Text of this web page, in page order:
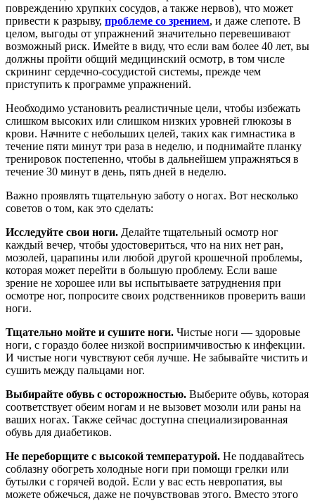
повреждению хрупких сосудов, а также нервов), что может
привести к разрыву, проблеме со зрением, и даже слепоте. В
целом, выгоды от упражнений значительно перевешивают
возможный риск. Имейте в виду, что если вам более 40 лет, вы
должны пройти общий медицинский осмотр, в том числе
скрининг сердечно-сосудистой системы, прежде чем
приступить к программе упражнений.
Необходимо установить реалистичные цели, чтобы избежать
слишком высоких или слишком низких уровней глюкозы в
крови. Начните с небольших целей, таких как гимнастика в
течение пяти минут три раза в неделю, и поднимайте планку
тренировок постепенно, чтобы в дальнейшем упражняться в
течение 30 минут в день, пять дней в неделю.
Важно проявлять тщательную заботу о ногах. Вот несколько
советов о том, как это сделать:
Исследуйте свои ноги. Делайте тщательный осмотр ног
каждый вечер, чтобы удостовериться, что на них нет ран,
мозолей, царапины или любой другой крошечной проблемы,
которая может перейти в большую проблему. Если ваше
зрение не хорошее или вы испытываете затруднения при
осмотре ног, попросите своих родственников проверить ваши
ноги.
Тщательно мойте и сушите ноги. Чистые ноги — здоровые
ноги, с гораздо более низкой восприимчивостью к инфекции.
И чистые ноги чувствуют себя лучше. Не забывайте чистить и
сушить между пальцами ног.
Выбирайте обувь с осторожностью. Выберите обувь, которая
соответствует обеим ногам и не вызовет мозоли или раны на
ваших ногах. Также сейчас доступна специализированная
обувь для диабетиков.
Не переборщите с высокой температурой. Не поддавайтесь
соблазну обогреть холодные ноги при помощи грелки или
бутылки с горячей водой. Если у вас есть невропатия, вы
можете обжечься, даже не почувствовав этого. Вместо этого